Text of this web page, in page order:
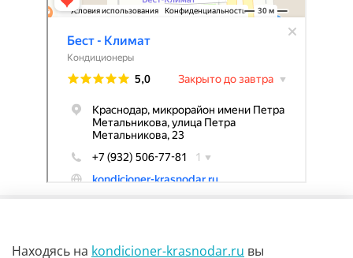
Находясь на kondicioner-krasnodar.ru вы